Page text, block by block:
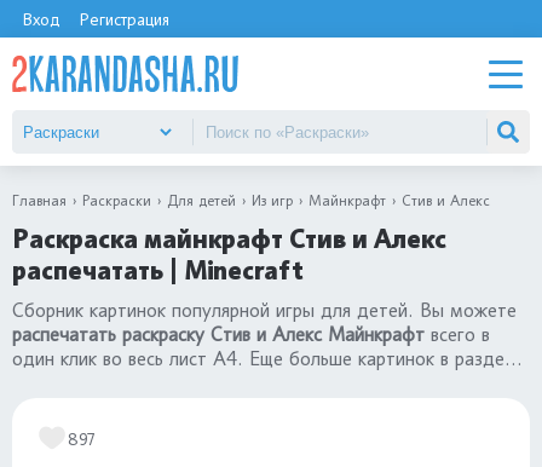
Вход Регистрация
Главная Раскраски Для детей Из игр Майнкрафт Стив и Алекс
Раскраска майнкрафт Стив и Алекс
распечатать | Minecraft
Сборник картинок популярной игры для детей. Вы можете
распечатать раскраску Стив и Алекс Майнкрафт всего в
один клик во весь лист А4. Еще больше картинок в разделе
897